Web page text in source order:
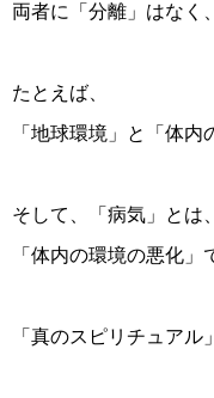
両者に「分離」はなく
たとえば、
「地球環境」と「体内
そして、「病気」とは、
「体内の環境の悪化」
「真のスピリチュアル